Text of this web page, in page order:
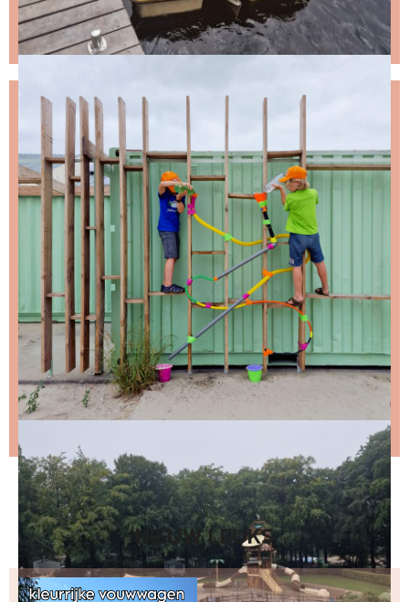
NIKS LEUKS MISSEN?
Schrijf je in voor de nieuwsbrief, dan stuur ik je
ongeveer twee keer per maand een leuke mail.
Stap 1 – vul je emailadres in en klik op de knop:
Stap 2 – open de email en bevestig je inschrijving
(niks ontvangen, bekijk dan je spam folder).
Wil je niet wachten op de volgende nieuwsbrief?
Lees
dan hier de nieuwste nieuwsbrief
NIEUW LEUKS